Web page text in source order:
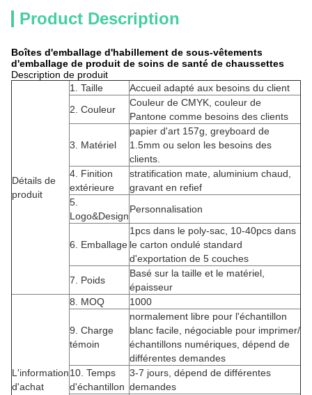
Product Description
Boîtes d'emballage d'habillement de sous-vêtements
d'emballage de produit de soins de santé de chaussettes
Description de produit
Détails de
produit
1. Taille
Accueil adapté aux besoins du client
2. Couleur
Couleur de CMYK, couleur de
Pantone comme besoins des clients
3. Matériel
papier d'art 157g, greyboard de
1.5mm ou selon les besoins des
clients.
4. Finition
extérieure
stratification mate, aluminium chaud,
gravant en refief
5.
Logo&Design
Personnalisation
6. Emballage
1pcs dans le poly-sac, 10-40pcs dans
le carton ondulé standard
d'exportation de 5 couches
7. Poids
Basé sur la taille et le matériel,
épaisseur
L'information
d'achat
8. MOQ 1000
9. Charge
témoin
normalement libre pour l'échantillon
blanc facile, négociable pour imprimer/
échantillons numériques, dépend de
différentes demandes
10. Temps
d'échantillon
3-7 jours, dépend de différentes
demandes